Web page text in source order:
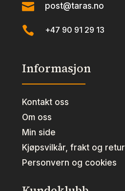
 post@taras.no
 +47 90 91 29 13
Informasjon
Kontakt oss
Om oss
Min side
Kjøpsvilkår, frakt og retur
Personvern og cookies